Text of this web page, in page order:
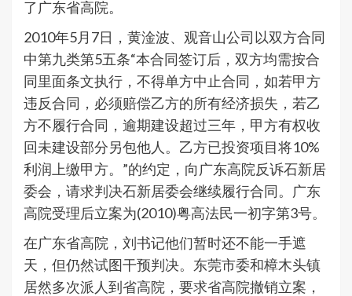
了广东省高院。
2010年5月7日，黄淦波、观音山公司以双方合同
中第九类第5五条“本合同签订后，双方均需按合
同里面条文执行，不得单方中止合同，如若甲方
违反合同，必须赔偿乙方的所有经济损失，若乙
方不履行合同，逾期建设超过三年，甲方有权收
回未建设部分另包他人。乙方已投资项目将10%
利润上缴甲方。”的约定，向广东高院反诉石新居
委会，请求判决石新居委会继续履行合同。广东
高院受理后立案为(2010)粤高法民一初字第3号。
在广东省高院，刘书记他们暂时还不能一手遮
天，但仍然试图干预判决。东莞市委和樟木头镇
居然多次派人到省高院，要求省高院撤销立案，